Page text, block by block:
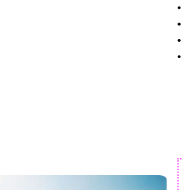
•
•
•
•